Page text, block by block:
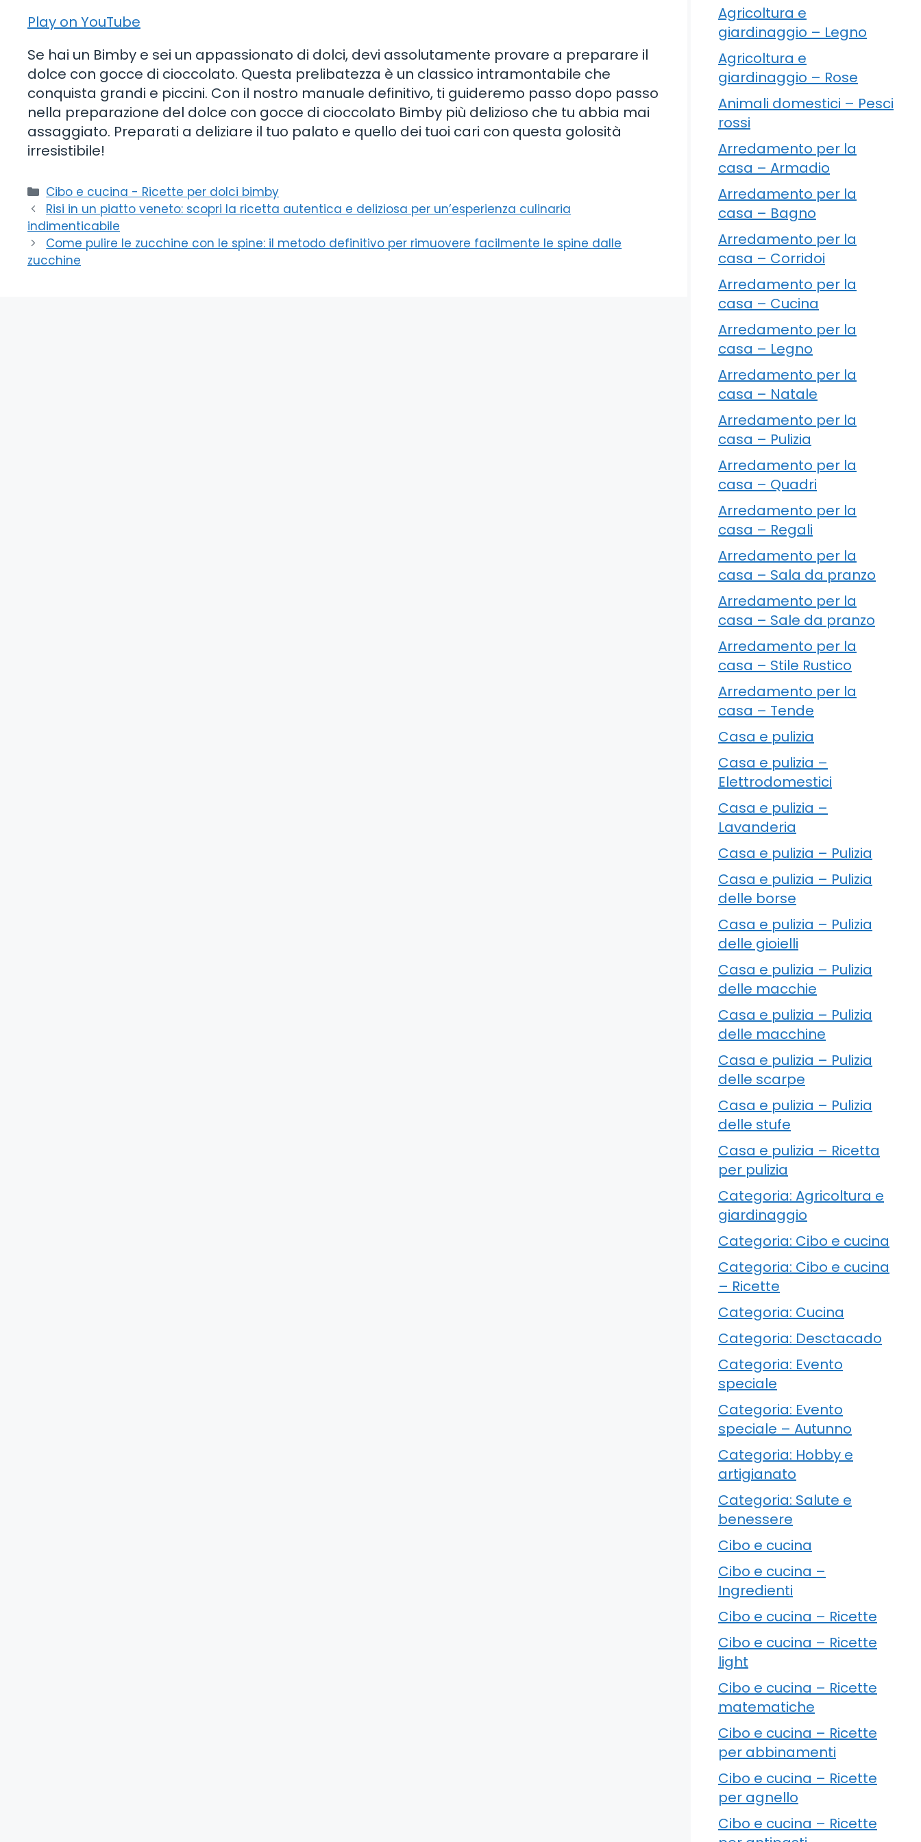
Play on YouTube
Se hai un Bimby e sei un appassionato di dolci, devi assolutamente provare a preparare il
dolce con gocce di cioccolato. Questa prelibatezza è un classico intramontabile che
conquista grandi e piccini. Con il nostro manuale definitivo, ti guideremo passo dopo passo
nella preparazione del dolce con gocce di cioccolato Bimby più delizioso che tu abbia mai
assaggiato. Preparati a deliziare il tuo palato e quello dei tuoi cari con questa golosità
irresistibile!
Categorie
Cibo e cucina - Ricette per dolci bimby
Risi in un piatto veneto: scopri la ricetta autentica e deliziosa per un’esperienza culinaria
indimenticabile
Come pulire le zucchine con le spine: il metodo definitivo per rimuovere facilmente le spine dalle
zucchine
Agricoltura e
giardinaggio – Legno
Agricoltura e
giardinaggio – Rose
Animali domestici – Pesci
rossi
Arredamento per la
casa – Armadio
Arredamento per la
casa – Bagno
Arredamento per la
casa – Corridoi
Arredamento per la
casa – Cucina
Arredamento per la
casa – Legno
Arredamento per la
casa – Natale
Arredamento per la
casa – Pulizia
Arredamento per la
casa – Quadri
Arredamento per la
casa – Regali
Arredamento per la
casa – Sala da pranzo
Arredamento per la
casa – Sale da pranzo
Arredamento per la
casa – Stile Rustico
Arredamento per la
casa – Tende
Casa e pulizia
Casa e pulizia –
Elettrodomestici
Casa e pulizia –
Lavanderia
Casa e pulizia – Pulizia
Casa e pulizia – Pulizia
delle borse
Casa e pulizia – Pulizia
delle gioielli
Casa e pulizia – Pulizia
delle macchie
Casa e pulizia – Pulizia
delle macchine
Casa e pulizia – Pulizia
delle scarpe
Casa e pulizia – Pulizia
delle stufe
Casa e pulizia – Ricetta
per pulizia
Categoria: Agricoltura e
giardinaggio
Categoria: Cibo e cucina
Categoria: Cibo e cucina
– Ricette
Categoria: Cucina
Categoria: Desctacado
Categoria: Evento
speciale
Categoria: Evento
speciale – Autunno
Categoria: Hobby e
artigianato
Categoria: Salute e
benessere
Cibo e cucina
Cibo e cucina –
Ingredienti
Cibo e cucina – Ricette
Cibo e cucina – Ricette
light
Cibo e cucina – Ricette
matematiche
Cibo e cucina – Ricette
per abbinamenti
Cibo e cucina – Ricette
per agnello
Cibo e cucina – Ricette